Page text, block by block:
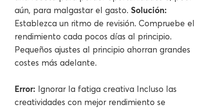
aún, para malgastar el gasto. Solución:
Establezca un ritmo de revisión. Compruebe el
rendimiento cada pocos días al principio.
Pequeños ajustes al principio ahorran grandes
costes más adelante.
Error: Ignorar la fatiga creativa Incluso las
creatividades con mejor rendimiento se